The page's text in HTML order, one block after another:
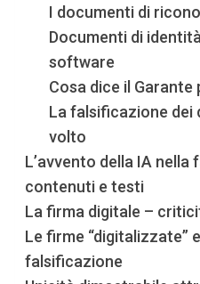
I documenti di
Documenti di
software
Cosa dice il Garante
La falsificazione dei
volto
L’avvento della IA
contenuti e testi
La firma digitale –
Le firme “digitalizzate”
falsificazione